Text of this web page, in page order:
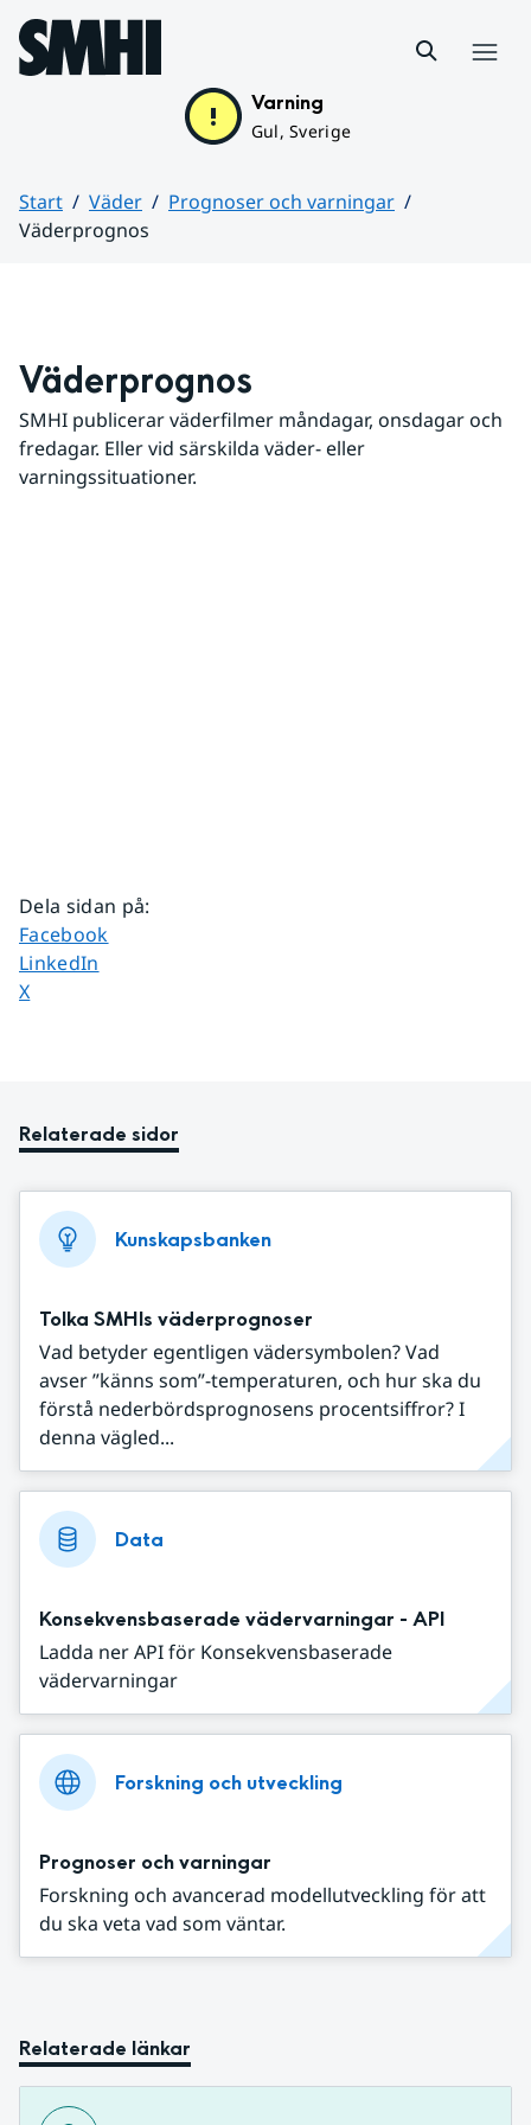
Hoppa till sidans innehåll
Varning
Gul, Sverige
Start Väder
Prognoser och varningar
Väderprognos
Väderprognos
SMHI publicerar väderfilmer måndagar, onsdagar och
fredagar. Eller vid särskilda väder- eller
varningssituationer.
Dela sidan på:
Dela sidan på
Facebook
Dela sidan på
LinkedIn
Dela sidan på
X
Relaterade sidor
Kunskapsbanken
Tolka SMHIs väderprognoser
Vad betyder egentligen vädersymbolen? Vad
avser ”känns som”-temperaturen, och hur ska du
förstå nederbördsprognosens procentsiffror? I
denna vägled...
Data
Konsekvensbaserade vädervarningar - API
Ladda ner API för Konsekvensbaserade
vädervarningar
Forskning och utveckling
Prognoser och varningar
Forskning och avancerad modellutveckling för att
du ska veta vad som väntar.
Relaterade länkar